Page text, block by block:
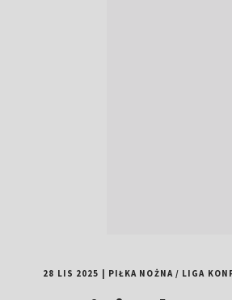
28 LIS 2025 PIŁKA NOŻNA/ LIGA